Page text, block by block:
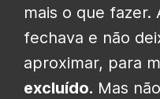
mais o que fazer.
fechava e não
aproximar, para
excluído. Mas